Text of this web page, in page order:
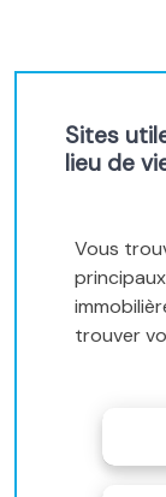
Sites
lieu de
Vous
trouver